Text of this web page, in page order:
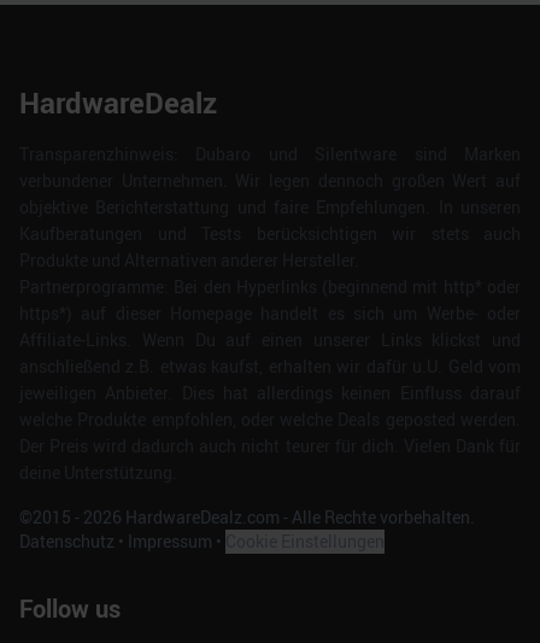
HardwareDealz
©2015 - 2026 HardwareDealz.com - Alle Rechte vorbehalten.
Datenschutz • Impressum •
Follow us